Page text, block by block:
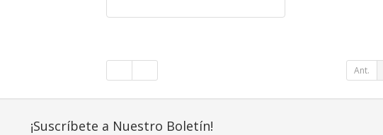
Ant.
¡Suscríbete a Nuestro Boletín!